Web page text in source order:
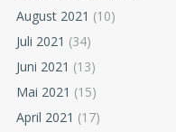
August 2021 (10)
Juli 2021 (34)
Juni 2021 (13)
Mai 2021 (15)
April 2021 (17)